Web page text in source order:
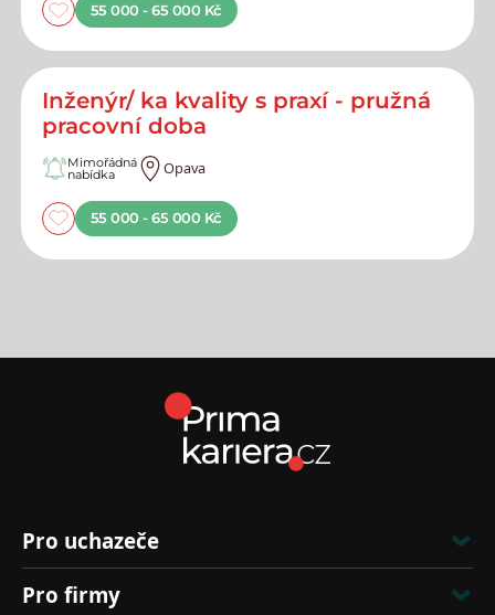
55 000 - 65 000 Kč
Inženýr/ ka kvality s praxí - pružná
pracovní doba
Mimořádná
nabídka Opava
55 000 - 65 000 Kč
Pro uchazeče
Pro firmy